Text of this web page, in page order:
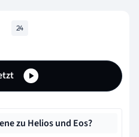
24
zu Helios und Eos?